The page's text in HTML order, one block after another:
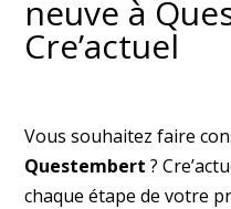
neuve à
Cre’actuel
Vous souhaitez faire
Questembert ?
chaque étape de votre